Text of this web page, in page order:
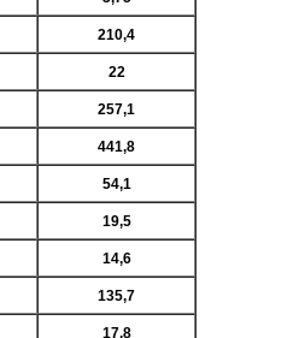
210,4
22
257,1
441,8
54,1
19,5
14,6
135,7
17,8